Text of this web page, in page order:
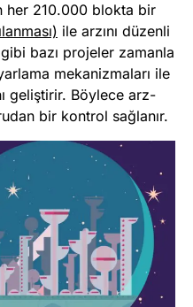
her 210.000 blokta bir
ile arzını düzenli
gibi bazı projeler zamanla
mekanizmaları ile
geliştirir. Böylece arz-
bir kontrol sağlanır.